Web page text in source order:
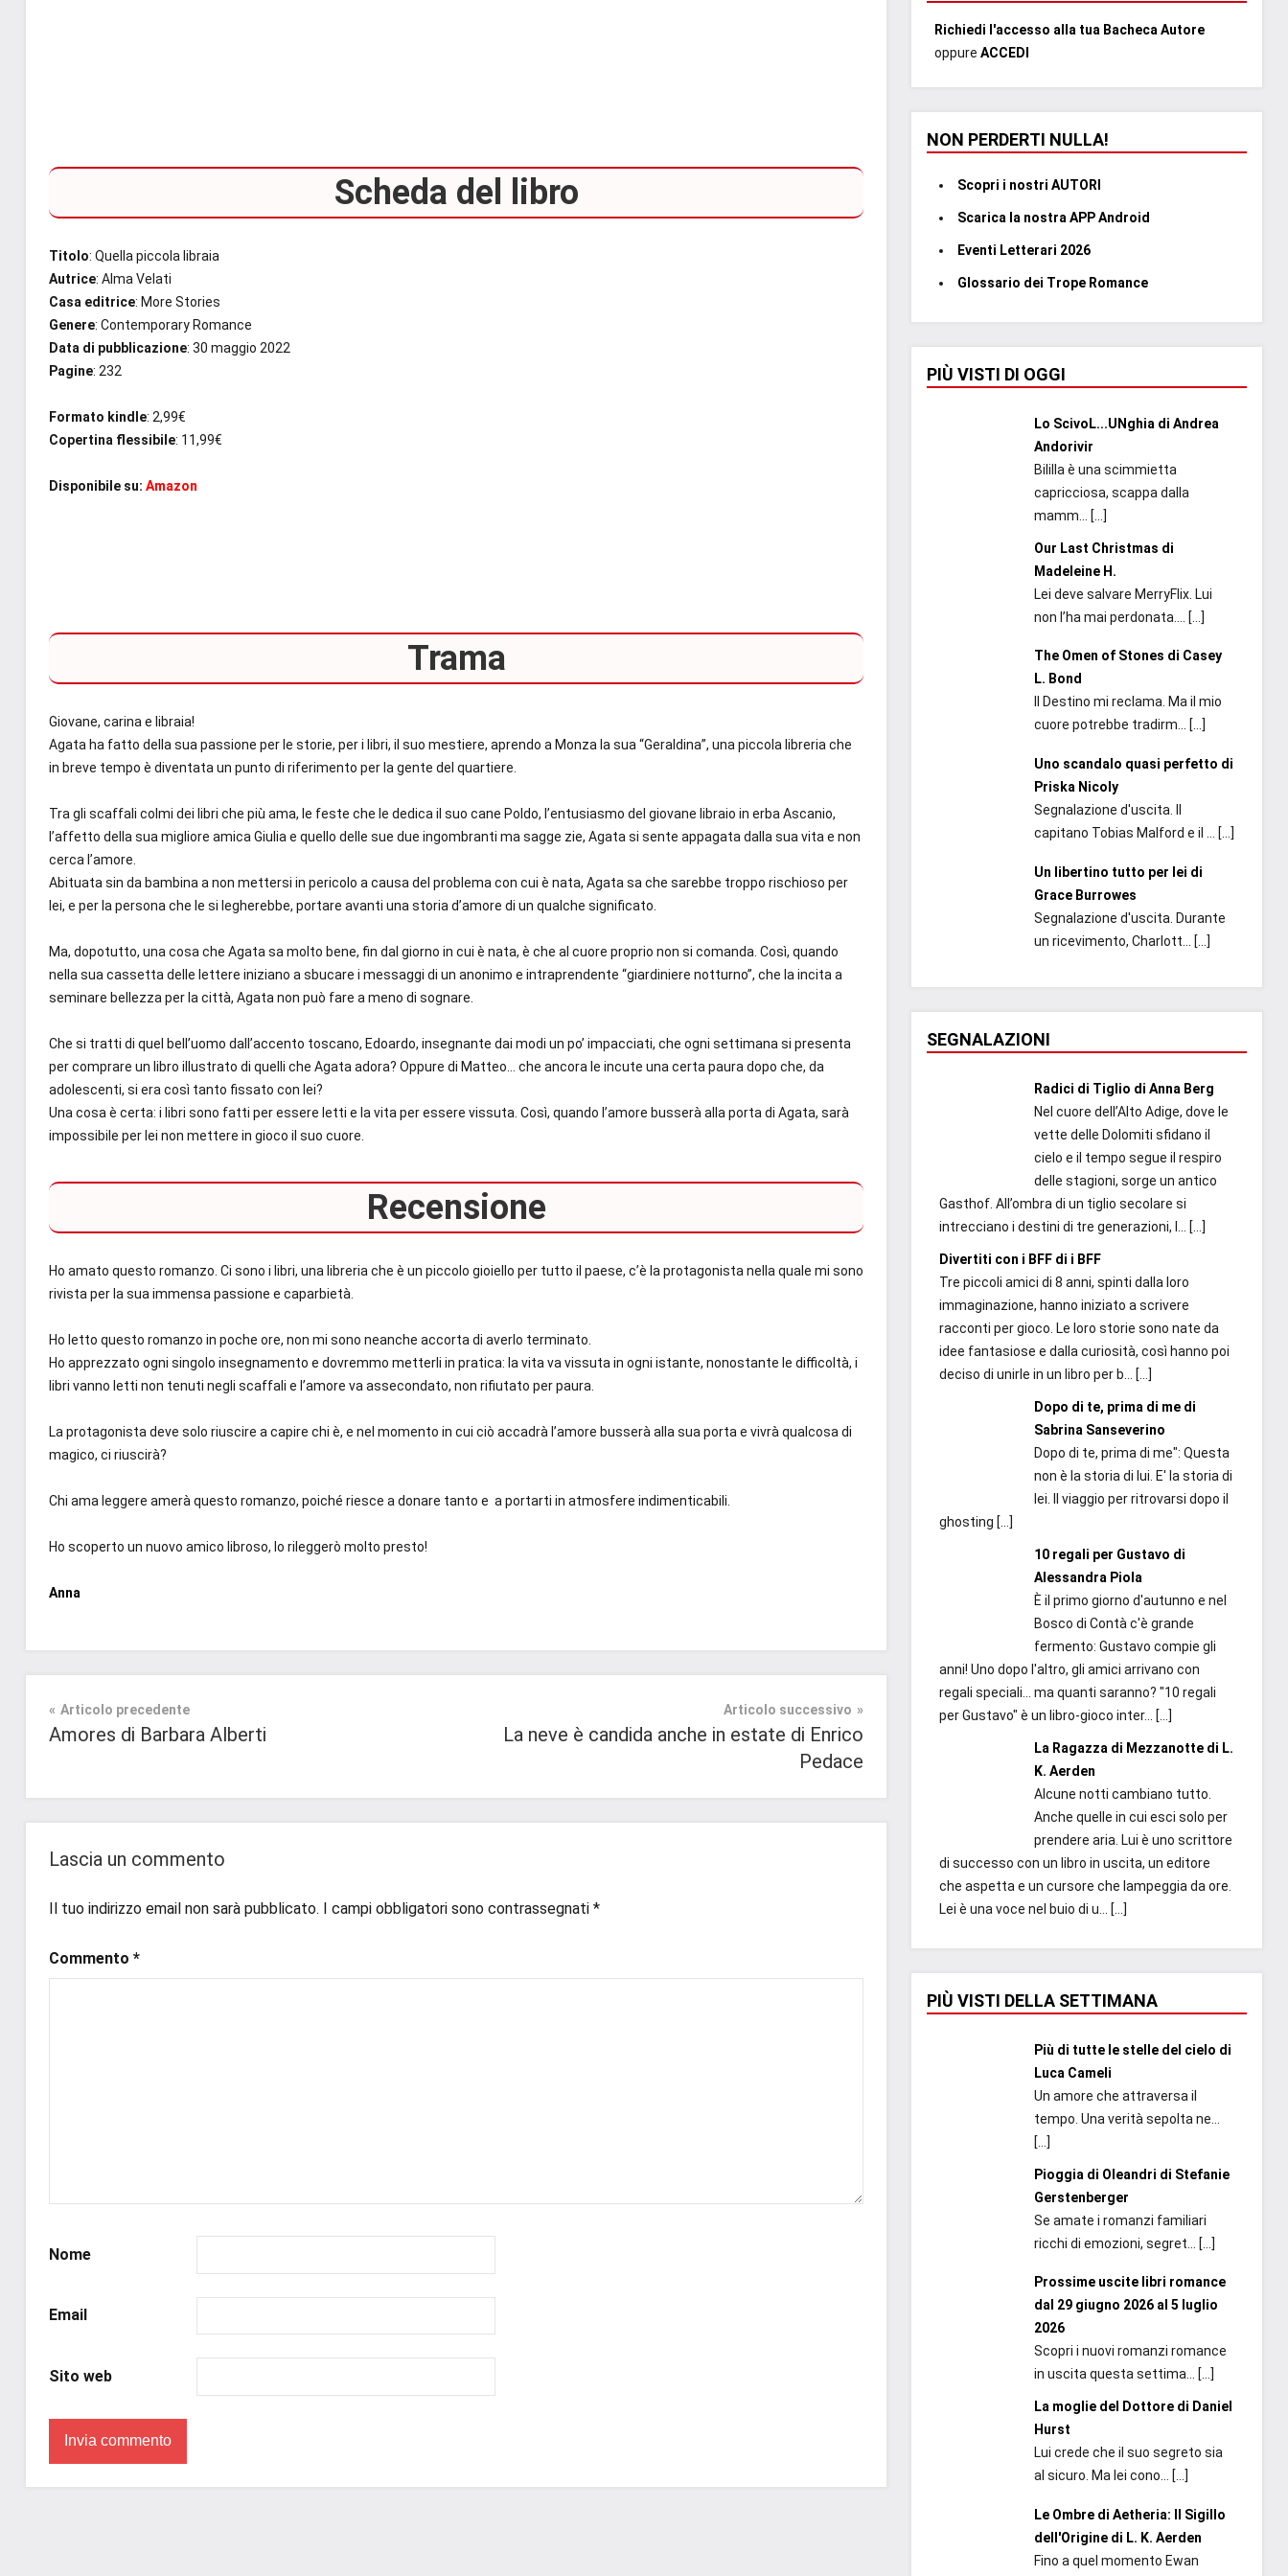
Scheda del libro
Titolo: Quella piccola libraia
Autrice: Alma Velati
Casa editrice: More Stories
Genere: Contemporary Romance
Data di pubblicazione: 30 maggio 2022
Pagine: 232
Formato kindle: 2,99€
Copertina flessibile: 11,99€
Disponibile su: Amazon
Trama
Giovane, carina e libraia!
Agata ha fatto della sua passione per le storie, per i libri, il suo mestiere, aprendo a Monza la sua “Geraldina”, una piccola libreria che
in breve tempo è diventata un punto di riferimento per la gente del quartiere.
Tra gli scaffali colmi dei libri che più ama, le feste che le dedica il suo cane Poldo, l’entusiasmo del giovane libraio in erba Ascanio,
l’affetto della sua migliore amica Giulia e quello delle sue due ingombranti ma sagge zie, Agata si sente appagata dalla sua vita e non
cerca l’amore.
Abituata sin da bambina a non mettersi in pericolo a causa del problema con cui è nata, Agata sa che sarebbe troppo rischioso per
lei, e per la persona che le si legherebbe, portare avanti una storia d’amore di un qualche significato.
Ma, dopotutto, una cosa che Agata sa molto bene, fin dal giorno in cui è nata, è che al cuore proprio non si comanda. Così, quando
nella sua cassetta delle lettere iniziano a sbucare i messaggi di un anonimo e intraprendente “giardiniere notturno”, che la incita a
seminare bellezza per la città, Agata non può fare a meno di sognare.
Che si tratti di quel bell’uomo dall’accento toscano, Edoardo, insegnante dai modi un po’ impacciati, che ogni settimana si presenta
per comprare un libro illustrato di quelli che Agata adora? Oppure di Matteo… che ancora le incute una certa paura dopo che, da
adolescenti, si era così tanto fissato con lei?
Una cosa è certa: i libri sono fatti per essere letti e la vita per essere vissuta. Così, quando l’amore busserà alla porta di Agata, sarà
impossibile per lei non mettere in gioco il suo cuore.
Recensione
Ho amato questo romanzo. Ci sono i libri, una libreria che è un piccolo gioiello per tutto il paese, c’è la protagonista nella quale mi sono
rivista per la sua immensa passione e caparbietà.
Ho letto questo romanzo in poche ore, non mi sono neanche accorta di averlo terminato.
Ho apprezzato ogni singolo insegnamento e dovremmo metterli in pratica: la vita va vissuta in ogni istante, nonostante le difficoltà, i
libri vanno letti non tenuti negli scaffali e l’amore va assecondato, non rifiutato per paura.
La protagonista deve solo riuscire a capire chi è, e nel momento in cui ciò accadrà l’amore busserà alla sua porta e vivrà qualcosa di
magico, ci riuscirà?
Chi ama leggere amerà questo romanzo, poiché riesce a donare tanto e a portarti in atmosfere indimenticabili.
Ho scoperto un nuovo amico libroso, lo rileggerò molto presto!
Anna
#blogger,
#bloggerlife,
#inlibreria,
#instalibri,
#italianblogger
#romance
#romanzorosa
Contemporary
In
piano
Navigazione
Articolo precedente
Amores di Barbara Alberti
Articolo successivo
La neve è candida anche in estate di Enrico
Pedace
Lascia un commento
Il tuo indirizzo email non sarà pubblicato. I campi obbligatori sono contrassegnati *
Commento *
Nome
Email
Sito web
Richiedi l'accesso alla tua Bacheca Autore
oppure ACCEDI
NON PERDERTI NULLA!
Scopri i nostri AUTORI
Scarica la nostra APP Android
Eventi Letterari 2026
Glossario dei Trope Romance
PIÙ VISTI DI OGGI
Lo ScivoL...UNghia di Andrea
Andorivir
Bililla è una scimmietta
capricciosa, scappa dalla
mamm...
[…]
Our Last Christmas di
Madeleine H.
Lei deve salvare MerryFlix. Lui
non l’ha mai perdonata....
[…]
The Omen of Stones di Casey
L. Bond
Il Destino mi reclama. Ma il mio
cuore potrebbe tradirm... […]
Uno scandalo quasi perfetto di
Priska Nicoly
Segnalazione d'uscita. Il
capitano Tobias Malford e il ...
[…]
Un libertino tutto per lei di
Grace Burrowes
Segnalazione d'uscita. Durante
un ricevimento, Charlott...
[…]
SEGNALAZIONI
Radici di Tiglio di Anna Berg
Nel cuore dell’Alto Adige, dove le
vette delle Dolomiti sfidano il
cielo e il tempo segue il respiro
delle stagioni, sorge un antico
Gasthof. All’ombra di un tiglio secolare si
intrecciano i destini di tre generazioni, l...
[…]
Divertiti con i BFF di i BFF
Tre piccoli amici di 8 anni, spinti dalla loro
immaginazione, hanno iniziato a scrivere
racconti per gioco. Le loro storie sono nate da
idee fantasiose e dalla curiosità, così hanno poi
deciso di unirle in un libro per b...
[…]
Dopo di te, prima di me di
Sabrina Sanseverino
Dopo di te, prima di me": Questa
non è la storia di lui. E' la storia di
lei. Il viaggio per ritrovarsi dopo il
ghosting […]
10 regali per Gustavo di
Alessandra Piola
È il primo giorno d'autunno e nel
Bosco di Contà c'è grande
fermento: Gustavo compie gli
anni! Uno dopo l'altro, gli amici arrivano con
regali speciali... ma quanti saranno? "10 regali
per Gustavo" è un libro-gioco inter...
[…]
La Ragazza di Mezzanotte di L.
K. Aerden
Alcune notti cambiano tutto.
Anche quelle in cui esci solo per
prendere aria. Lui è uno scrittore
di successo con un libro in uscita, un editore
che aspetta e un cursore che lampeggia da ore.
Lei è una voce nel buio di u...
[…]
PIÙ VISTI DELLA SETTIMANA
Più di tutte le stelle del cielo di
Luca Cameli
Un amore che attraversa il
tempo. Una verità sepolta ne...
[…]
Pioggia di Oleandri di Stefanie
Gerstenberger
Se amate i romanzi familiari
ricchi di emozioni, segret...
[…]
Prossime uscite libri romance
dal 29 giugno 2026 al 5 luglio
2026
Scopri i nuovi romanzi romance
in uscita questa settima... […]
La moglie del Dottore di Daniel
Hurst
Lui crede che il suo segreto sia
al sicuro. Ma lei cono... […]
Le Ombre di Aetheria: Il Sigillo
dell'Origine di L. K. Aerden
Fino a quel momento Ewan